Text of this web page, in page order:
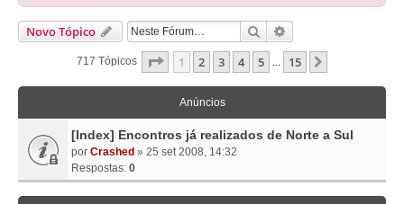
Novo Tópico Pesquisar
717 Tópicos Página De 15
1 2 3 4 5 ... 15
Anúncios
[Index] Encontros já realizados de Norte a Sul
por Crashed » 25 set 2008, 14:32
Respostas: 0